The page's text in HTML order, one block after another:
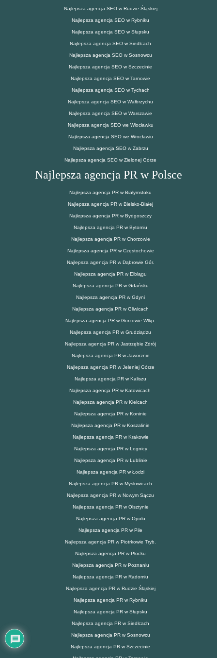
Najlepsza agencja SEO w Rudzie Śląskiej
Najlepsza agencja SEO w Rybniku
Najlepsza agencja SEO w Słupsku
Najlepsza agencja SEO w Siedlcach
Najlepsza agencja SEO w Sosnowcu
Najlepsza agencja SEO w Szczecinie
Najlepsza agencja SEO w Tarnowie
Najlepsza agencja SEO w Tychach
Najlepsza agencja SEO w Wałbrzychu
Najlepsza agencja SEO w Warszawie
Najlepsza agencja SEO we Włocławku
Najlepsza agencja SEO we Wrocławiu
Najlepsza agencja SEO w Zabrzu
Najlepsza agencja SEO w Zielonej Górze
Najlepsza agencja PR w Polsce
Najlepsza agencja PR w Białymstoku
Najlepsza agencja PR w Bielsko-Białej
Najlepsza agencja PR w Bydgoszczy
Najlepsza agencja PR w Bytomiu
Najlepsza agencja PR w Chorzowie
Najlepsza agencja PR w Częstochowie
Najlepsza agencja PR w Dąbrowie Gór.
Najlepsza agencja PR w Elblągu
Najlepsza agencja PR w Gdańsku
Najlepsza agencja PR w Gdyni
Najlepsza agencja PR w Gliwicach
Najlepsza agencja PR w Gorzowie Wlkp.
Najlepsza agencja PR w Grudziądzu
Najlepsza agencja PR w Jastrzębie Zdrój
Najlepsza agencja PR w Jaworznie
Najlepsza agencja PR w Jeleniej Górze
Najlepsza agencja PR w Kaliszu
Najlepsza agencja PR w Katowicach
Najlepsza agencja PR w Kielcach
Najlepsza agencja PR w Koninie
Najlepsza agencja PR w Koszalinie
Najlepsza agencja PR w Krakowie
Najlepsza agencja PR w Legnicy
Najlepsza agencja PR w Lublinie
Najlepsza agencja PR w Łodzi
Najlepsza agencja PR w Mysłowicach
Najlepsza agencja PR w Nowym Sączu
Najlepsza agencja PR w Olsztynie
Najlepsza agencja PR w Opolu
Najlepsza agencja PR w Pile
Najlepsza agencja PR w Piotrkowie Tryb.
Najlepsza agencja PR w Płocku
Najlepsza agencja PR w Poznaniu
Najlepsza agencja PR w Radomiu
Najlepsza agencja PR w Rudzie Śląskiej
Najlepsza agencja PR w Rybniku
Najlepsza agencja PR w Słupsku
Najlepsza agencja PR w Siedlcach
Najlepsza agencja PR w Sosnowcu
Najlepsza agencja PR w Szczecinie